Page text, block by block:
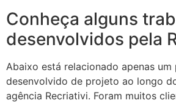
Conheça alguns
desenvolvidos pela
Abaixo está relacionado apenas
desenvolvido de projeto ao longo
agência Recriativi. Foram muitos